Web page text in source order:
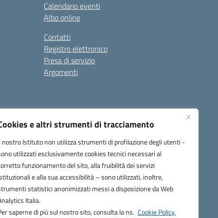
e altri strumenti di tracciamento
nostro Istituto non utilizza strumenti di profilazione degli utenti -
utilizzati esclusivamente cookies tecnici necessari al
funzionamento del sito, alla fruibilità dei servizi
e alla sua accessibilità – sono utilizzati, inoltre,
statistici anonimizzati messi a disposizione da Web
Italia.
saperne di più sul nostro sito, consulta la ns. Cookie Policy.
Calendario eventi
Albo online
Contatti
Registro elettronico
Presa di servizio
Argomenti